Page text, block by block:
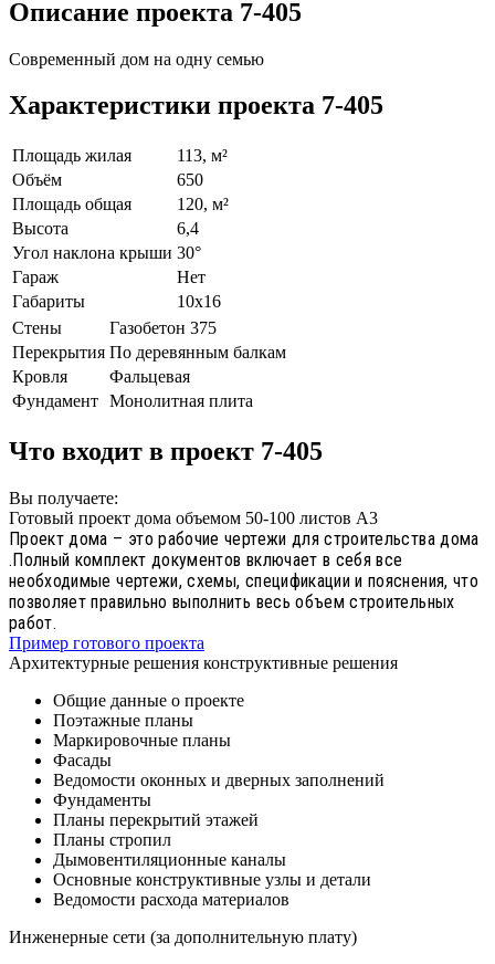
Описание проекта 7-405
Современный дом на одну семью
Характеристики проекта 7-405
Площадь жилая
113, м²
Объём
650
Площадь общая
120, м²
Высота
6,4
Угол наклона крыши 30°
Гараж
Нет
Габариты
10х16
Стены
Газобетон 375
Перекрытия По деревянным балкам
Кровля
Фальцевая
Фундамент Монолитная плита
Что входит в проект 7-405
Вы получаете:
Готовый проект дома объемом 50-100 листов А3
Проект дома – это рабочие чертежи для строительства дома
.Полный комплект документов включает в себя все
необходимые чертежи, схемы, спецификации и пояснения, что
позволяет правильно выполнить весь объем строительных
работ.
Пример готового проекта
Архитектурные решения конструктивные решения
Общие данные о проекте
Поэтажные планы
Маркировочные планы
Фасады
Ведомости оконных и дверных заполнений
Фундаменты
Планы перекрытий этажей
Планы стропил
Дымовентиляционные каналы
Основные конструктивные узлы и детали
Ведомости расхода материалов
Инженерные сети (за дополнительную плату)